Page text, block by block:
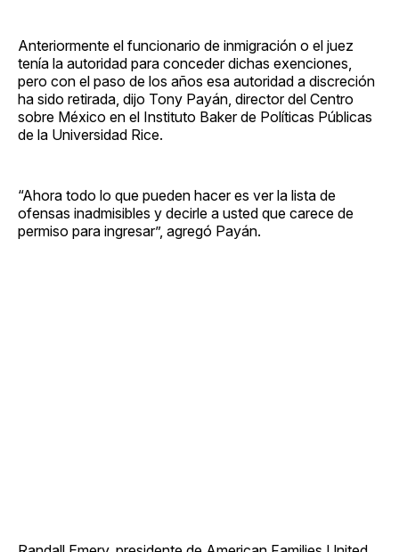
Anteriormente el funcionario de inmigración o el juez
tenía la autoridad para conceder dichas exenciones,
pero con el paso de los años esa autoridad a discreción
ha sido retirada, dijo Tony Payán, director del Centro
sobre México en el Instituto Baker de Políticas Públicas
de la Universidad Rice.
“Ahora todo lo que pueden hacer es ver la lista de
ofensas inadmisibles y decirle a usted que carece de
permiso para ingresar”, agregó Payán.